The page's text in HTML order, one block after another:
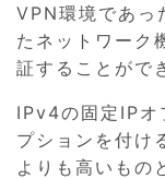
VPN環境であっ
たネットワーク
証することがで
IPv4の固定IPオ
プションを付け
よりも高いもの